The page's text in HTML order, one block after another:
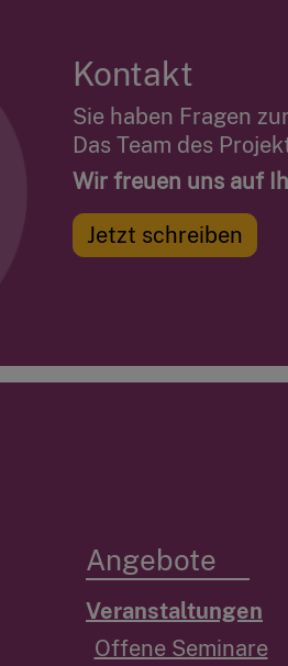
Kontakt
Sie haben Fragen
Das Team des
Wir freuen uns auf
Jetzt schreiben
Angebote
Veranstaltungen
Offene Seminare